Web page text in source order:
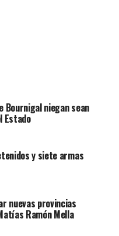
niegan sean
Estado
y siete armas
nuevas provincias
Ramón Mella